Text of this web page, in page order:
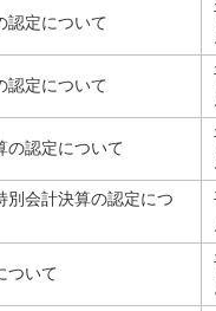
認定について
認定について
の認定について
別会計決算の認定につ
ついて